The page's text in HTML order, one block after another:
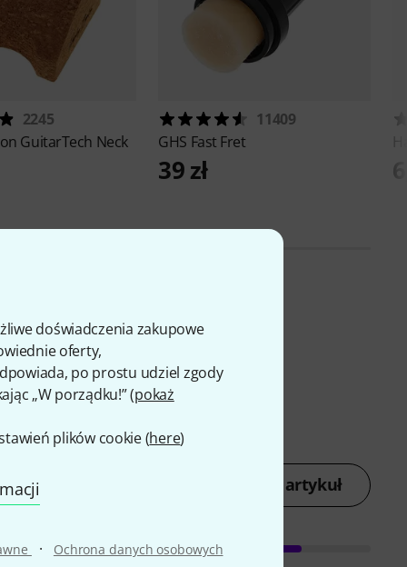
doświadczenia zakupowe
oferty,
po prostu udziel zgody
„W porządku!” (pokaż
plików cookie (here)
· Ochrona danych osobowych
2245
GuitarTech Neck
11409
GHS Fast Fret
39 zł
Oceń artykuł